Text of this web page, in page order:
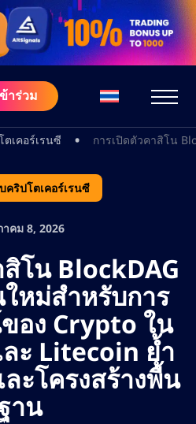
ข้าร่วม
ตเคอร์เรนซี • การเปิดตัวคาสิโน
คริปโตเคอร์เรนซี
คม 8, 2026
โน BlockDAG
หม่สำหรับการ
อง Crypto ใน
ะ Litecoin ย้ำ
ะโครงสร้างพื้น
าน